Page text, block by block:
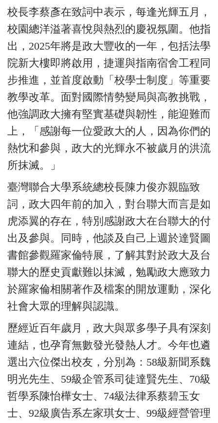
校長李蔡彥在致詞中表示，每逢光輝五月，
校園總洋溢著喜悅與熱烈的慶祝氛圍。他指
出，2025年將是政大豐收的一年，包括法學
院新大樓即將啟用，捷運與指南宿舍工程同
步推進，並首度啟動「校學士制度」等重要
教學改革。面對國際情勢變局與高教挑戰，
他強調政大擁有堅實基礎與韌性，能迎難而
上，「感謝每一位愛政大的人，因為你們的
熱忱和參與，政大的光輝永不被歲月的洪流
所抹滅。」
臺灣聯合大學系統總校長陳力俊亦親臨致
詞，政大四年前的加入，對台聯大而言是如
虎添翼的存在，特別感謝政大在台聯大的付
出及參與。同時，他談及自己上週於達賢圖
書館參觀羅家倫特展，了解其對於政大及台
聯大的歷史貢獻難以抹滅，勉勵政大應致力
於羅家倫相關著作及檔案的開放運動，深化
社會大眾的理解與認識。
歷經近百年歲月，政大與眾多學子具有深刻
連結，也孕育無數發光發熱人才。今年也遴
選出六位傑出校友，分別為：58級新聞系魏
明光先生、59級企管系司徒達賢先生、70級
哲學系陳怡樺女士、74級法律系蔡碧玉女
士、92級廣告系左家琪女士、99級經營管理